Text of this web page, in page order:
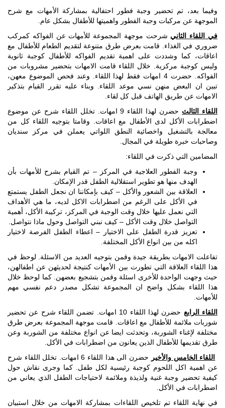
وفيما بعد، تم تحضير وجبة فطور احتفالية بمشاركة الأمهات مع شرح
الموجهة عن مركبات وجبة الفطور واهميتها للأطفال بشكل عام.
في اللقاء الثاني شرحت موجهة المجموعة للأمهات عن الفواكه كمركب
ضروري في الغذاء. قامت بعرض طرق متنوعة لتقديم الطعام للأطفال مع
اعاقات، كما وشددت على اهمية تقديم الفواكه للأطفال كوجبة ثانوية
وليس كوجبة مركزية. خلال اللقاء قامت الامهات بتحضير مشروبات من
الفواكه. حضرت 4 امهات فقط لهذا اللقاء. وعند فحص الموضوع معهن،
تبين ان البعض منهن نسي موعد اللقاء. وبناء عليه تقرر القيام بتذكير
الامهات عن طريق الهاتف قبل كل لقاء.
اللقاء الثالث
حضرن لهذا اللقاء 9 امهات. تخلل اللقاء شرح عن موضوع
اضطرابات الأكل لدى الأطفال مع اعاقات. وقامتا بتوجيه اللقاء كل من
معالجة بالتشغيل واخصائية النطق اللواتي يعملن في مركز سنديان
وصاحبات خبرة طويلة في المجال.
المضامين التي ذكرت في اللقاء:
وجبة الفطور العلاجية في المركز – تم القيام بشرح للأمهات بأن
الهدف منها هو تطوير استقلالية الطفل قدر الإمكان.
العلاقة بين الشعور والأكل – كيف بإمكاننا ان نجعل الطفل يستمتع
في الأكل على الرغم من اضطرابات الاكل لديه، ما هي الأهداف
التي نعمل عليها خلال وقت الوجبة في المركز، تركيبة الأكل، أهمية
التواصل خلال وقت الأكل – كيف نبني التواصل وحول ماذا نتواصل.
تعزيز قدرة الطفل على الاختيار – اعطاء الطفل الفرصة لاختيار
اكله من بين انواع الأكل المختلفة.
تفاعلت الامهات بطريقة جيدة وقمن بتوجيه العديد من الاسئلة. لوحظ في
هذا اللقاء العلاقة التي تطورت بين الأمهات كنتيجة لحديثهن عن اطفالهن،
حيث وجهت الواحدة للأخرى اسئلة وقمن بتشجيع بعضهن. كما لوحظ خلال
هذا اللقاء بشكل واضح ان المجموعة تشكل مصدر دعم نفسي مهم
للأمهات.
اللقاء الرابع
حضرن لهذا اللقاء 10 امهات. تضمن اللقاء شرح عن تحضير
شوربات ملائمة للأطفال مع اعاقات. قامت موجهة المجموعة بعرض طرق
مختلفة لإغناء الشوربة، وتحدثت ايضا عن انواع مختلفة من الشوربة وعن
طرق تقديمها للأطفال الذين يعانون من اضطرابات في الأكل.
اللقاء الخامس والأخير
حضرن الى هذا اللقاء 6 امهات. تخلل اللقاء شرح
عن اهمية اكل اللحوم كوجبة رئيسية لكل طفل. كما وجرى نقاش حول
كيفية تحضير وجبة غنية ولذيذة وملائمة لاحتياجات الطفل الذي يعاني من
اضطرابات في الأكل.
في نهاية اللقاء تم تلخيص اللقاءات بمشاركة الامهات من خلال استبيان